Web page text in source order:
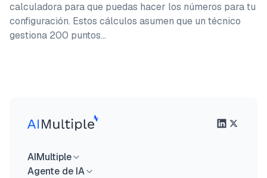
calculadora para que puedas hacer los números para tu
configuración. Estos cálculos asumen que un técnico
gestiona 200 puntos…
AIMultiple
Agente de IA